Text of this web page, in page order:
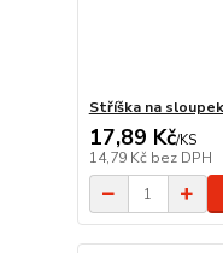
Stříška na
17,89 Kč/KS
14,79 Kč bez DPH